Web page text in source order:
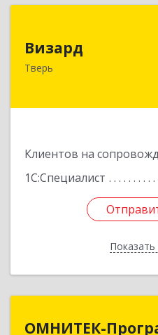
Визард
Тверь
Клиентов на
1С:Специалист
170006, Тверская обл,
ОМНИТЕК-